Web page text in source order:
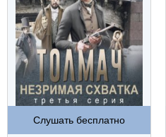
Слушать бесплатно